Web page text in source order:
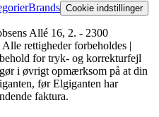
Brands Cookie indstillinger
Allé 16, 2. - 2300
rettigheder forbeholdes |
for tryk- og korrekturfejl
i øvrigt opmærksom på at din
før Elgiganten har
faktura.